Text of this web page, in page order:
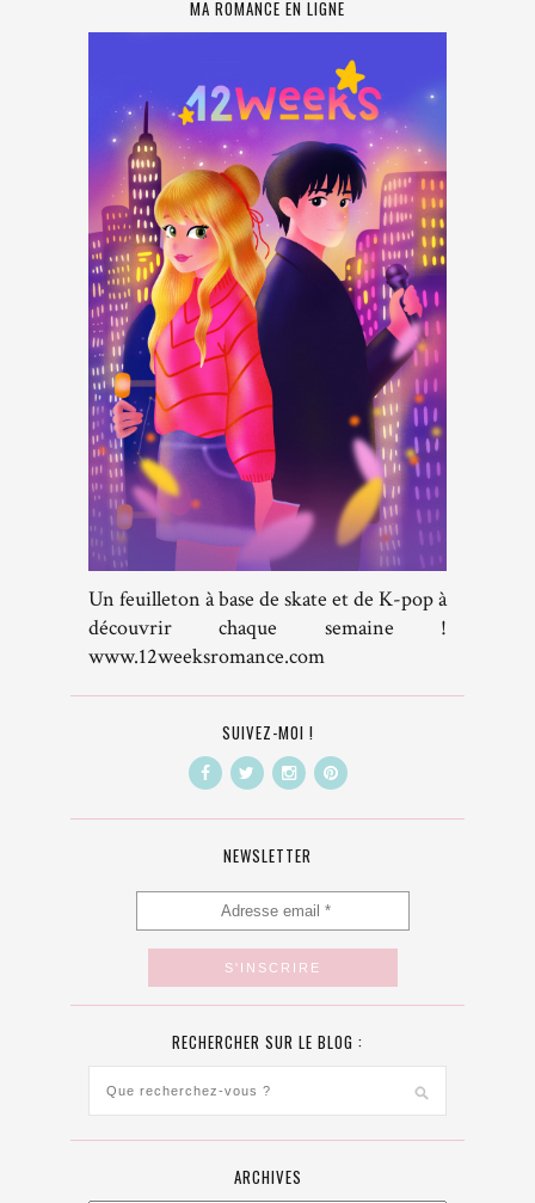
MA ROMANCE EN LIGNE
Un feuilleton à base de skate et de K-pop à
découvrir chaque semaine !
www.12weeksromance.com
SUIVEZ-MOI !
NEWSLETTER
RECHERCHER SUR LE BLOG :
ARCHIVES